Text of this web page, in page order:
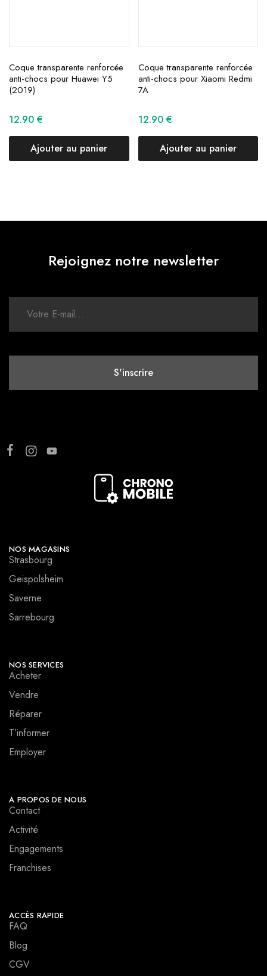
Coque transparente renforcée
anti-chocs pour Huawei Y5
(2019)
12.90 €
Ajouter au panier
Coque transparente renforcée
anti-chocs pour Xiaomi Redmi
7A
12.90 €
Ajouter au panier
Rejoignez notre newsletter
NOS MAGASINS
Strasbourg
Geispolsheim
Saverne
Sarrebourg
NOS SERVICES
Acheter
Vendre
Réparer
T’informer
Employer
A PROPOS DE NOUS
Contact
Activité
Engagements
Franchises
ACCÈS RAPIDE
FAQ
Blog
CGV